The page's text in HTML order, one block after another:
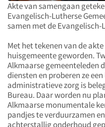
Akte van samengaan
Evangelisch-Lutherse
samen met de
Met het tekenen van de akte
huisgemeente geworden.
Alkmaarse gemeenteleden
diensten en proberen ze
administratieve zorg is
Bureau. Daar worden nu
Alkmaarse monumentale
pandjes te verduurzamen
achterstallig onderhoud